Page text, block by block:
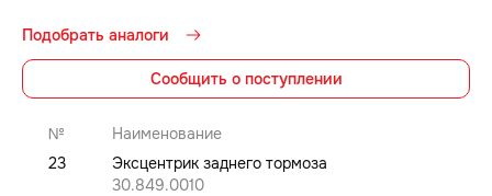
Сообщить о поступлении
Подобрать аналоги
№
Наименование
23
Эксцентрик заднего тормоза
30.849.0010